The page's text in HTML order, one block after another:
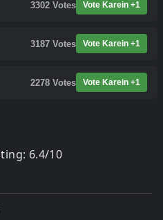
3302 Votes Vote Karein +1
3187 Votes Vote Karein +1
2278 Votes Vote Karein +1
6.4/10